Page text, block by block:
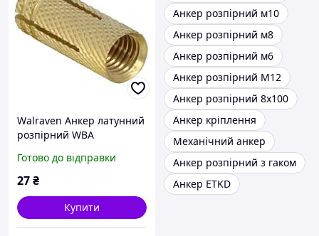
Walraven Анкер латунний
розпірний WBA
Готово до відправки
27₴
Купити
Анкер розпірний м10
Анкер розпірний м8
Анкер розпірний м6
Анкер розпірний М12
Анкер розпірний 8х100
Анкер кріплення
Механічний анкер
Анкер розпірний з гаком
Анкер ETKD